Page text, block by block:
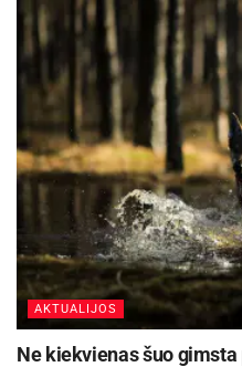
AKTUALIJOS
Ne kiekvienas šuo